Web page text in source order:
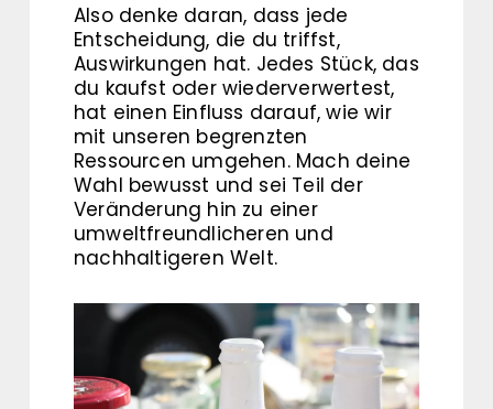
Also denke daran, dass jede
Entscheidung, die du triffst,
Auswirkungen hat. Jedes Stück, das
du kaufst oder wiederverwertest,
hat einen Einfluss darauf, wie wir
mit unseren begrenzten
Ressourcen umgehen. Mach deine
Wahl bewusst und sei Teil der
Veränderung hin zu einer
umweltfreundlicheren und
nachhaltigeren Welt.